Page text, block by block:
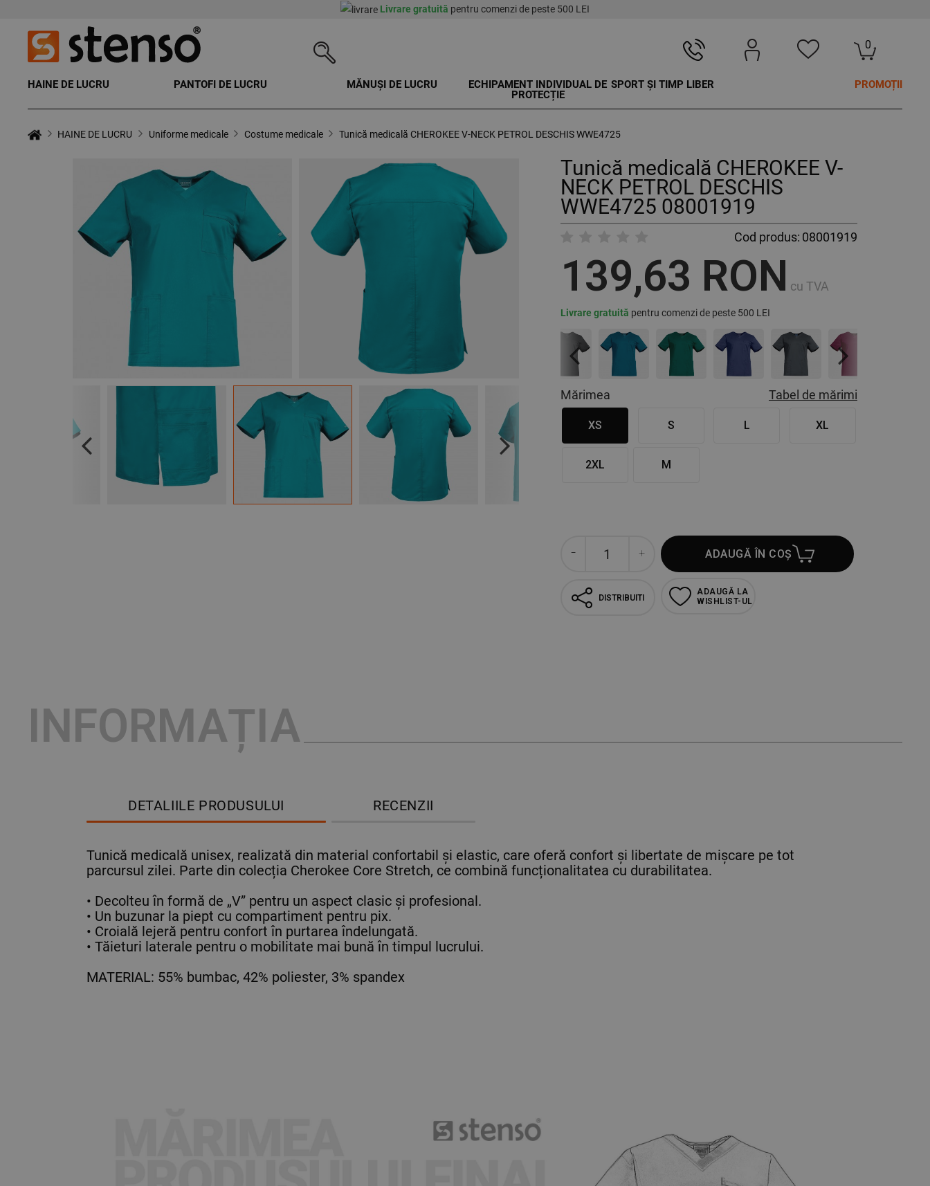
Livrare gratuită pentru comenzi de peste 500 LEI
0
HAINE DE LUCRU PANTOFI DE LUCRU MĂNUȘI DE LUCRU
ECHIPAMENT INDIVIDUAL DE
PROTECȚIE
SPORT ȘI TIMP LIBER PROMOȚII
HAINE DE LUCRU Uniforme medicale Costume medicale Tunică medicală CHEROKEE V-NECK PETROL DESCHIS WWE4725
Previous Next
Tunică medicală CHEROKEE V-
NECK PETROL DESCHIS
WWE4725 08001919
Cod produs: 08001919
139,63 RON cu TVA
Livrare gratuită pentru comenzi de peste 500 LEI
Previous Next
Mărimea Tabel de mărimi
XS S L XL
2XL M
ADAUGĂ ÎN COȘ
DISTRIBUITI
ADAUGĂ LA
WISHLIST-UL
INFORMAȚIA
DETALIILE PRODUSULUI RECENZII
Tunică medicală unisex, realizată din material confortabil și elastic, care oferă confort și libertate de mișcare pe tot
parcursul zilei. Parte din colecția Cherokee Core Stretch, ce combină funcționalitatea cu durabilitatea.
• Decolteu în formă de „V” pentru un aspect clasic și profesional.
• Un buzunar la piept cu compartiment pentru pix.
• Croială lejeră pentru confort în purtarea îndelungată.
• Tăieturi laterale pentru o mobilitate mai bună în timpul lucrului.
MATERIAL: 55% bumbac, 42% poliester, 3% spandex